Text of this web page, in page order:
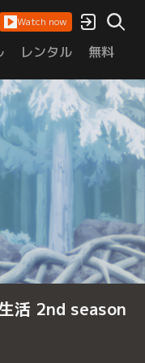
Watch now
レンタル 無料
活 2nd season